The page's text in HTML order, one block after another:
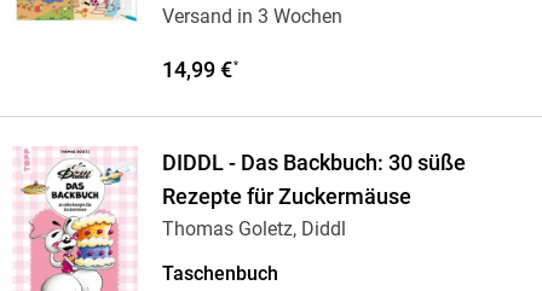
Versand in 3 Wochen
14,99 €*
DIDDL - Das Backbuch: 30 süße
Rezepte für Zuckermäuse
Thomas Goletz, Diddl
Taschenbuch